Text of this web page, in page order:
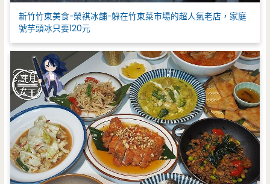
新竹竹東美食-榮祺冰舖-躲在竹東菜市場的超人氣老店，家庭
號芋頭冰只要120元